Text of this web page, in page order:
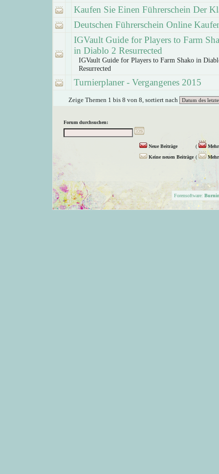
Kaufen Sie Einen Führerschein Der
Deutschen Führerschein Online
IGVault Guide for Players to Farm
in Diablo 2 Resurrected
IGVault Guide for Players to Farm Shako in
Resurrected
Turnierplaner - Vergangenes 2015
Zeige Themen 1 bis 8 von 8, sortiert nach
Forum durchsuchen:
Neue Beiträge (
Keine neuen Beiträge (
Forensoftware: